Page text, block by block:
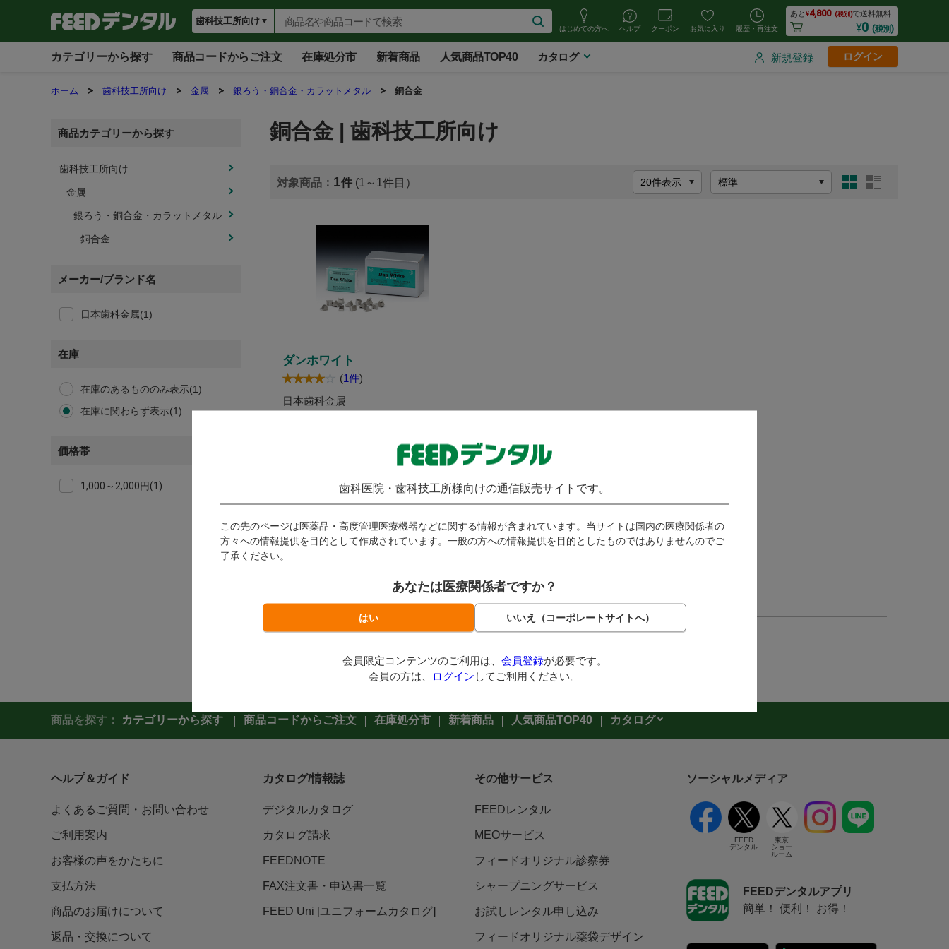
歯科医院・歯科技工所様向けの通信販売サイトです。
この先のページは医薬品・高度管理医療機器などに関する情報が含まれています。当サイトは国内の医療関係者の
方々への情報提供を目的として作成されています。一般の方への情報提供を目的としたものではありませんのでご
了承ください。
あなたは医療関係者ですか？
会員限定コンテンツのご利用は、 会員登録が必要です。
会員の方は、
ログイン してご利用ください。
あと¥4,800 (税別)で送料無料
¥0 (税別)
新規登録 ログイン
履歴・再注文
お気に入り
クーポン
ヘルプ
はじめての方へ
カテゴリーから探す 商品コードからご注文 在庫処分市 新着商品 人気商品TOP40 カタログ
ホーム 歯科技工所向け 金属 銀ろう・銅合金・カラットメタル 銅合金
銅合金 | 歯科技工所向け
1 (1～1
ダンホワイト
(1件)
日本歯科金属
は、会員登録が必要です。
会員の方は、ログインしてご
商品カテゴリーから探す
歯科技工所向け
金属
銀ろう・銅合金・カラットメタル
銅合金
メーカー/ブランド名
日本歯科金属(1)
在庫
在庫のあるもののみ表示(1)
在庫に関わらず表示(1)
価格帯
1,000～2,000円(1)
商品を探す： カテゴリーから探す 商品コードからご注文 在庫処分市 新着商品 人気商品TOP40 カタログ
ヘルプ＆ガイド
よくあるご質問・お問い合わせ
ご利用案内
お客様の声をかたちに
支払方法
商品のお届けについて
返品・交換について
カタログ/情報誌
デジタルカタログ
カタログ請求
FEEDNOTE
FAX注文書・申込書一覧
FEED Uni [ユニフォームカタログ]
その他サービス
FEEDレンタル
MEOサービス
フィードオリジナル診察券
シャープニングサービス
お試しレンタル申し込み
フィードオリジナル薬袋デザイン
ソーシャルメディア
FEED
デンタル
東京
ショー
ルーム
FEEDデンタルアプリ
簡単！ 便利！ お得！